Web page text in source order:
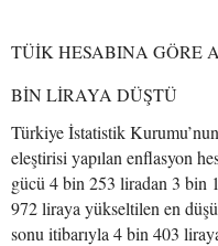
TÜİK HESABINA GÖRE
BİN LİRAYA DÜŞTÜ
Türkiye İstatistik Kurumu’nun
eleştirisi yapılan enflasyon
gücü 4 bin 253 liradan 3 bin
972 liraya yükseltilen en
sonu itibarıyla 4 bin 403